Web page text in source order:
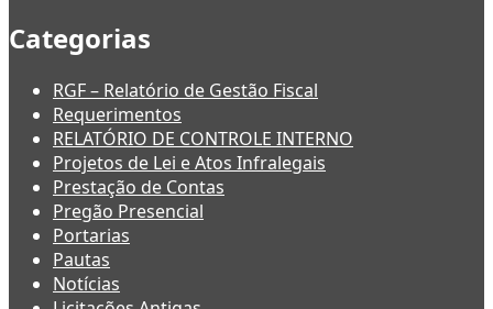
Categorias
RGF – Relatório de Gestão Fiscal
Requerimentos
RELATÓRIO DE CONTROLE INTERNO
Projetos de Lei e Atos Infralegais
Prestação de Contas
Pregão Presencial
Portarias
Pautas
Notícias